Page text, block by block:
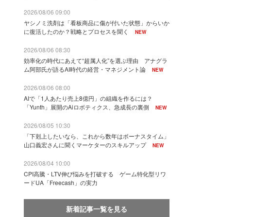
2026/08/06 09:00
ヤシノミ洗剤は「看板商品に傷が付いた状態」からいか
に復活したのか？戦略とプロセスを聞く
NEW
2026/08/06 08:30
効率化の時代にあえて“超属人化”を選ぶ理由 アナグラ
ム阿部氏が語るAI時代の経営・マネジメント論
NEW
2026/08/06 08:00
AIで「1人あたり売上8億円」の組織を作るには？
「Yunth」展開のAiロボティクス、急成長の裏側
NEW
2026/08/05 10:30
「下剋上したいなら、これから数年はボーナスタイム」
山口義宏さんに聞くマーケターのスキルアップ
NEW
2026/08/04 10:00
CPI高騰・LTV伸び悩みを打破する ゲーム特化型リワ
ードUA「Freecash」の実力
新着記事一覧を見る